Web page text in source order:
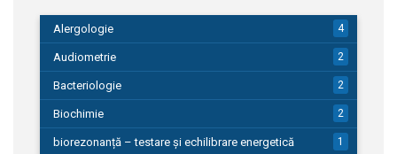
Alergologie 4
Audiometrie 2
Bacteriologie 2
Biochimie 2
biorezonanță – testare și echilibrare energetică 1